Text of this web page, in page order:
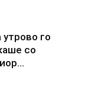
го
со